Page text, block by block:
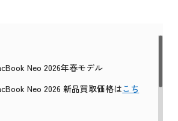
Neo 2026年春モデル
Neo 2026 新品買取価格はこち